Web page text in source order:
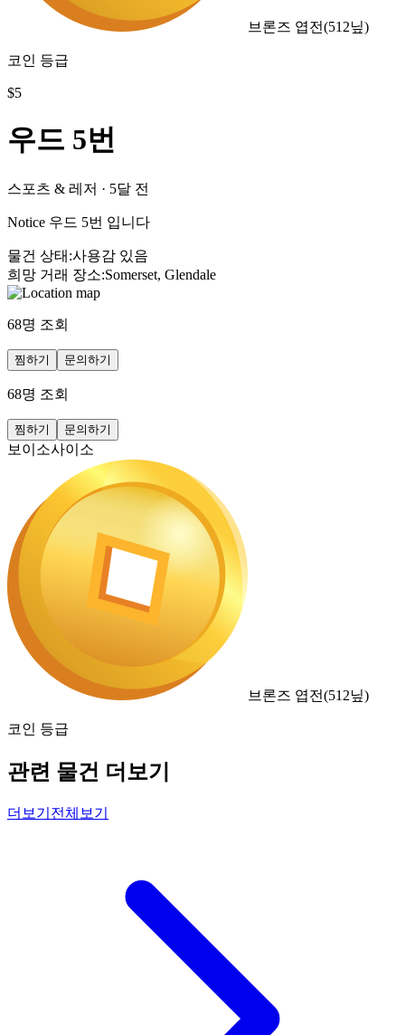
브론즈 엽전(512닢)
코인 등급
$5
우드 5번
스포츠 & 레저 · 5달 전
Notice 우드 5번 입니다
물건 상태 :사용감 있음
희망 거래 장소:Somerset, Glendale
68명 조회
찜하기 문의하기
68명 조회
찜하기 문의하기
보이소사이소
브론즈 엽전(512닢)
코인 등급
관련 물건 더보기
더보기 전체보기